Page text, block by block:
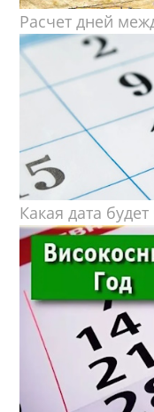
Расчет дней
Какая дата